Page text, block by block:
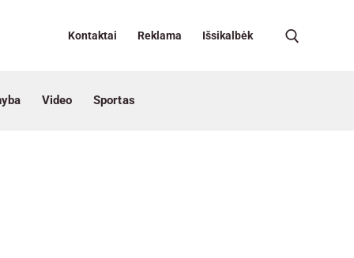
Kontaktai Reklama Išsikalbėk
Video Sportas